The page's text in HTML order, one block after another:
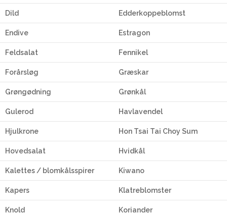
Dild Edderkoppeblomst
Endive Estragon
Feldsalat Fennikel
Forårsløg Græskar
Grøngødning Grønkål
Gulerod Havlavendel
Hjulkrone Hon Tsai Tai Choy Sum
Hovedsalat Hvidkål
Kalettes / blomkålsspirer Kiwano
Kapers Klatreblomster
Knold Koriander